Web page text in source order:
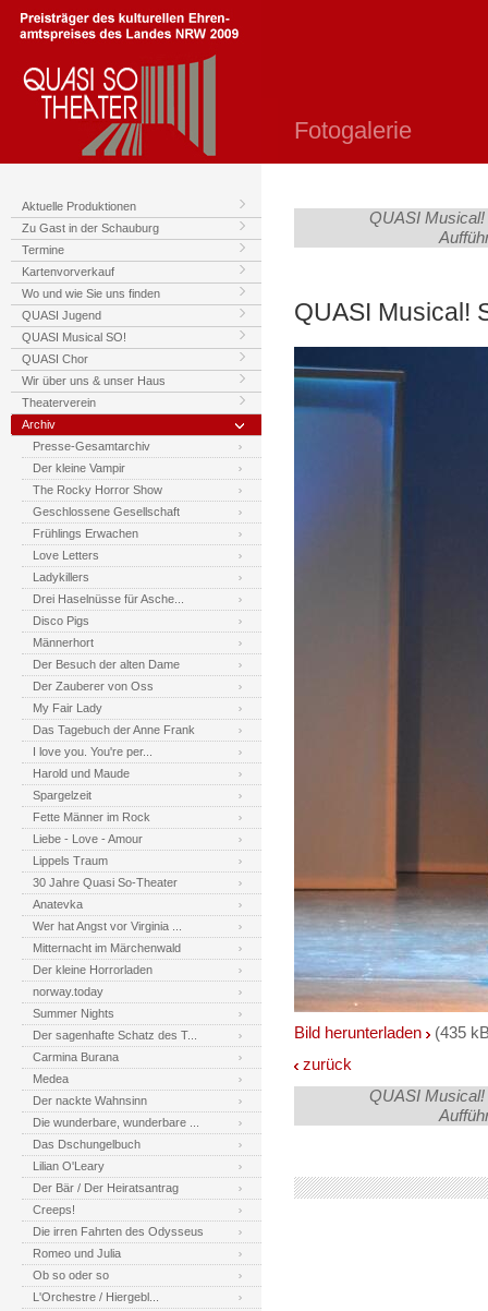
Fotogalerie
Aktuelle Produktionen
Zu Gast in der Schauburg
Termine
Kartenvorverkauf
Wo und wie Sie uns finden
QUASI Jugend
QUASI Musical SO!
QUASI Chor
Wir über uns & unser Haus
Theaterverein
Archiv
Presse-Gesamtarchiv
Der kleine Vampir
The Rocky Horror Show
Geschlossene Gesellschaft
Frühlings Erwachen
Love Letters
Ladykillers
Drei Haselnüsse für Asche...
Disco Pigs
Männerhort
Der Besuch der alten Dame
Der Zauberer von Oss
My Fair Lady
Das Tagebuch der Anne Frank
I love you. You're per...
Harold und Maude
Spargelzeit
Fette Männer im Rock
Liebe - Love - Amour
Lippels Traum
30 Jahre Quasi So-Theater
Anatevka
Wer hat Angst vor Virginia ...
Mitternacht im Märchenwald
Der kleine Horrorladen
norway.today
Summer Nights
Der sagenhafte Schatz des T...
Carmina Burana
Medea
Der nackte Wahnsinn
Die wunderbare, wunderbare ...
Das Dschungelbuch
Lilian O'Leary
Der Bär / Der Heiratsantrag
Creeps!
Die irren Fahrten des Odysseus
Romeo und Julia
Ob so oder so
L'Orchestre / Hiergebl...
QUASI
QUASI Musical!
Bild herunterladen
(435
zurück
QUASI